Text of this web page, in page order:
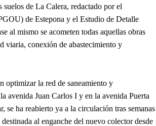
de La Calera, redactado por el
de Estepona y el Estudio de Detalle
al mismo se acometen todas aquellas obras
viaria, conexión de abastecimiento y
optimizar la red de saneamiento y
avenida Juan Carlos I y en la avenida Puerta
ha reabierto ya a la circulación tras semanas
al enganche del nuevo colector desde